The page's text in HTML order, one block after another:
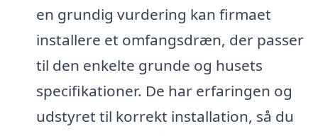
en grundig vurdering kan firmaet
installere et omfangsdræn, der passer
til den enkelte grunde og husets
specifikationer. De har erfaringen og
udstyret til korrekt installation, så du